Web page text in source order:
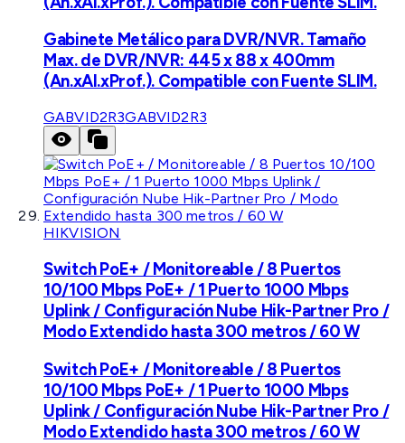
Gabinete Metálico para DVR/NVR. Tamaño
Max. de DVR/NVR: 445 x 88 x 400mm
(An.xAl.xProf.). Compatible con Fuente SLIM.
GABVID2R3GABVID2R3
HIKVISION
Switch PoE+ / Monitoreable / 8 Puertos
10/100 Mbps PoE+ / 1 Puerto 1000 Mbps
Uplink / Configuración Nube Hik-Partner Pro /
Modo Extendido hasta 300 metros / 60 W
Switch PoE+ / Monitoreable / 8 Puertos
10/100 Mbps PoE+ / 1 Puerto 1000 Mbps
Uplink / Configuración Nube Hik-Partner Pro /
Modo Extendido hasta 300 metros / 60 W